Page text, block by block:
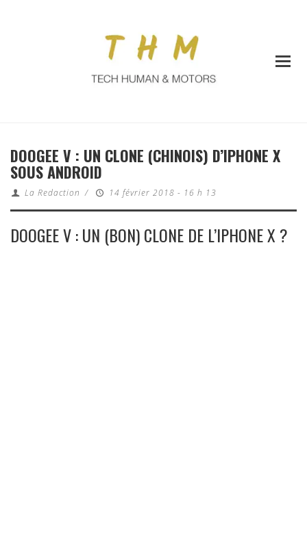
DOOGEE V : UN CLONE (CHINOIS) D’IPHONE X
SOUS ANDROID
La Redaction / 14 février 2018 - 16 h 13
DOOGEE V : UN (BON) CLONE DE L’IPHONE X ?